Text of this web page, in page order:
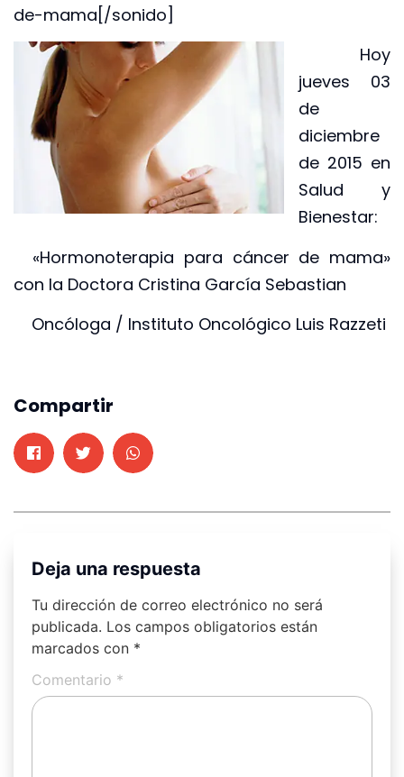
de-mama[/sonido]
Hoy
jueves 03
de
diciembre
de 2015 en
Salud y
Bienestar:
«Hormonoterapia para cáncer de mama»
con la Doctora Cristina García Sebastian
Oncóloga / Instituto Oncológico Luis Razzeti
Compartir
Deja una respuesta
Tu dirección de correo electrónico no será
publicada. Los campos obligatorios están
marcados con *
Comentario *